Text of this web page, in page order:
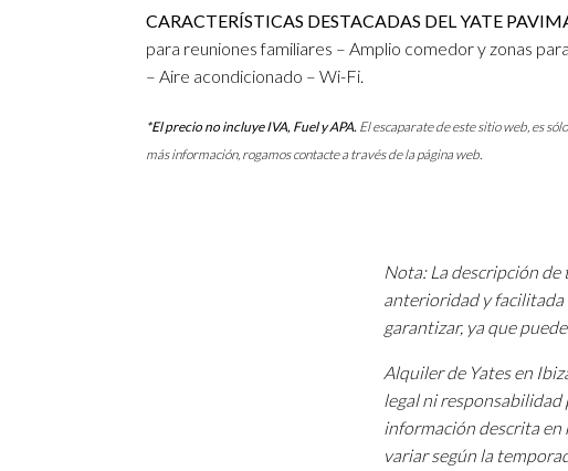
CARACTERÍSTICAS DESTACADAS DEL YATE
para reuniones familiares – Amplio comedor y zonas
– Aire acondicionado – Wi-Fi.
*El precio no incluye IVA, Fuel y APA. El escaparate de este sitio web, es
más información, rogamos contacte a través de la página web.
Nota: La descripción de
anterioridad y facilitada
garantizar, ya que
Alquiler de Yates en
legal ni
información descrita en
variar según la